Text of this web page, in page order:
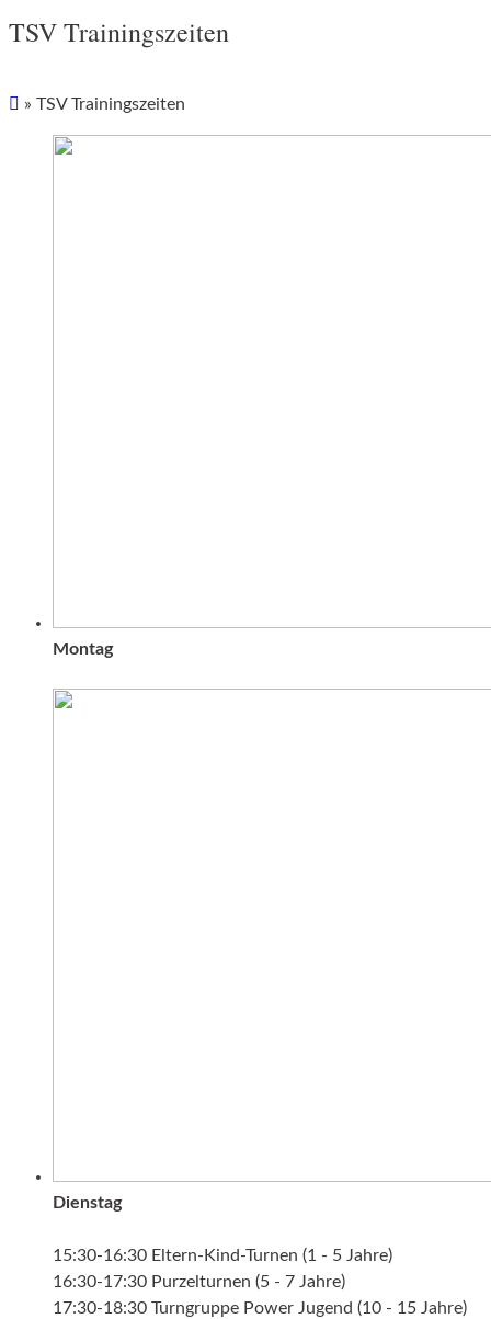
TSV Trainingszeiten
» TSV Trainingszeiten
Montag
Dienstag
15:30-16:30 Eltern-Kind-Turnen (1 - 5 Jahre)
16:30-17:30 Purzelturnen (5 - 7 Jahre)
17:30-18:30 Turngruppe Power Jugend (10 - 15 Jahre)